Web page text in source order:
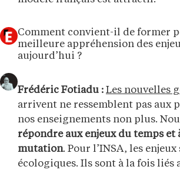
Comment convient-il de former
meilleure appréhension des
aujourd’hui ?
Frédéric Fotiadu : Les nouvelles
arrivent ne ressemblent pas aux
nos enseignements non plus.
répondre aux enjeux du temps et
mutation. Pour l’INSA, les
écologiques. Ils sont à la fois liés